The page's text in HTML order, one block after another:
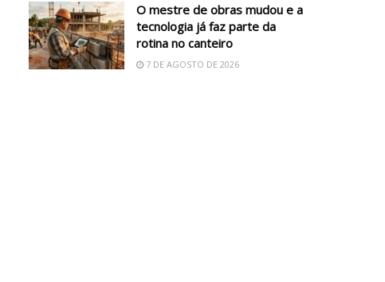
O mestre de obras mudou e a
tecnologia já faz parte da
rotina no canteiro
7 DE AGOSTO DE 2026